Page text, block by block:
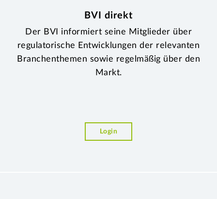
BVI direkt
Der BVI informiert seine Mitglieder über
regulatorische Entwicklungen der relevanten
Branchenthemen sowie regelmäßig über den
Markt.
Login